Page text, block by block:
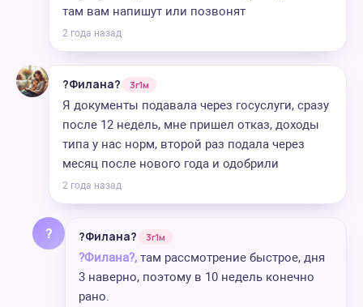
там вам напишут или позвонят
2 года назад
?Филана? 3г1м
Я документы подавала через госуслуги, сразу
после 12 недель, мне пришел отказ, доходы
типа у нас норм, второй раз подала через
месяц после нового года и одобрили
2 года назад
? ?Филана? 3г1м
?Филана?, там рассмотрение быстрое, дня
3 наверно, поэтому в 10 недель конечно
рано.